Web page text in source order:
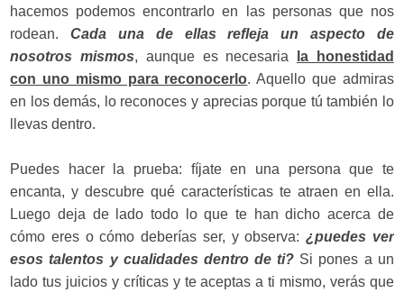
hacemos podemos encontrarlo en las personas que nos
rodean.Cada una de ellas refleja un aspecto de
nosotros mismos, aunque es necesaria
la honestidad
con uno mismo para reconocerlo. Aquello que admiras
en los demás, lo reconoces y aprecias porque tú también lo
llevas dentro.
Puedes hacer la prueba: fíjate en una persona que te
encanta, y descubre qué características te atraen en ella.
Luego deja de lado todo lo que te han dicho acerca de
cómo eres o cómo deberías ser, y observa:¿puedes ver
esos talentos y cualidades dentro de ti? Si pones a un
lado tus juicios y críticas y te aceptas a ti mismo, verás que